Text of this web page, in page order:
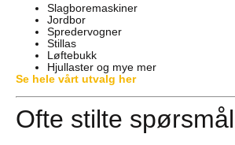
Slagboremaskiner
Jordbor
Spredervogner
Stillas
Løftebukk
Hjullaster og mye mer
Se hele vårt utvalg her
Ofte stilte spørsmål